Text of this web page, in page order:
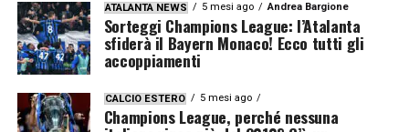
ATALANTA NEWS 5 mesi ago Andrea Bargione
Sorteggi Champions League: l’Atalanta
sfiderà il Bayern Monaco! Ecco tutti gli
accoppiamenti
CALCIO ESTERO 5 mesi ago
Champions League, perché nessuna